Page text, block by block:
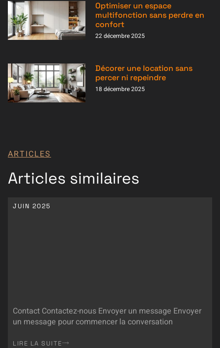
Optimiser un espace
multifonction sans perdre en
confort
22 décembre 2025
Décorer une location sans
percer ni repeindre
18 décembre 2025
ARTICLES
Articles similaires
Contact Contactez-nous Envoyer un message Envoyer
un message pour commencer la conversation
LIRE LA SUITE
JUIN 2025